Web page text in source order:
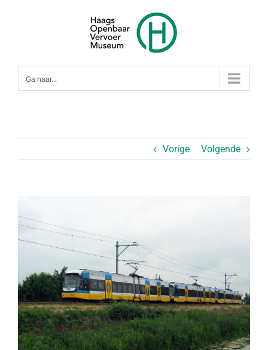
Ga naar...
Vorige Volgende
grotere
afbeelding